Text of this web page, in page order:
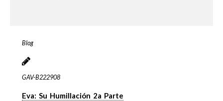
Blog
GAV-B222908
Eva: Su Humillación 2a Parte